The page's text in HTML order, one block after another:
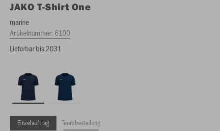
JAKO T-Shirt One
marine
Artikelnummer: 6100
Lieferbar bis 2031
Einzelauftrag Teambestellung